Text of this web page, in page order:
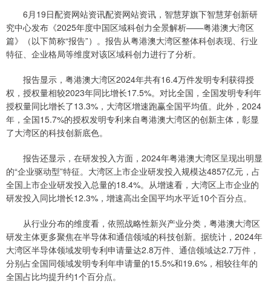
6月19日配资网站资讯配资网站资讯，智慧芽旗下智慧芽创新研
究中心发布《2025年度中国区域科创力全景解析——粤港澳大湾区
篇》（以下简称“报告”）。报告从粤港澳大湾区整体科创表现、行业
特征、企业格局等维度对该区域科创力进行了分析。
报告显示，粤港澳大湾区2024年共有16.4万件发明专利获得授
权，授权量相较2023年同比增长17.5%。对比全国，全国发明专利年
授权量同比增长了13.3%，大湾区增速跑赢全国平均值。此外，2024
年，全国15.7%的授权发明专利来自粤港澳大湾区的创新主体，彰显
了大湾区的科技创新底色。
报告还显示，在研发投入方面，2024年粤港澳大湾区呈现出明显
的“企业驱动型”特征。大湾区上市企业研发投入规模达4857亿元，占
全国上市企业研发投入总量的18.4%。从增速看，大湾区上市企业的
研发投入同比增长12.3%，增速高出全国平均水平近10个百分点。
从行业分布的维度看，依照战略性新兴产业分类，粤港澳大湾区
研发主体更多聚焦在半导体和通信领域的科技创新。据统计，2024年
大湾区半导体领域发明专利申请量达2.8万件、通信领域达2.7万件，
分别占全国同领域发明专利年申请量的15.5%和19.6%，相较往年的
全国占比均提升约1个百分点。